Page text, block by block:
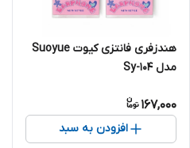
هندزفری فانتزی کیوت Suoyue
مدل Sy-104
167,000
افزودن به سبد